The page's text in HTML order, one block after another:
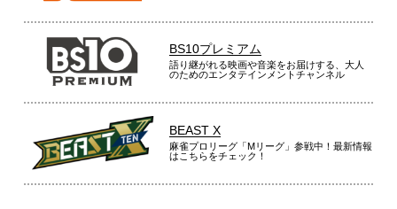
BS10プレミアム
語り継がれる映画や音楽をお届けする、大人
のためのエンタテインメントチャンネル
BEAST X
麻雀プロリーグ「Mリーグ」参戦中！最新情報
はこちらをチェック！